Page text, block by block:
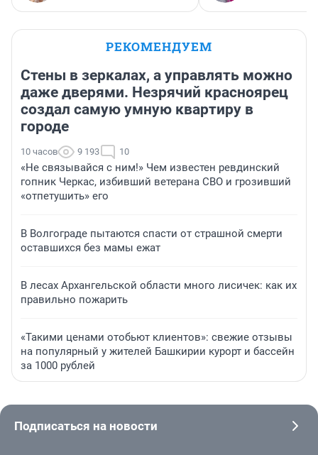
РЕКОМЕНДУЕМ
Стены в зеркалах, а управлять можно
даже дверями. Незрячий красноярец
создал самую умную квартиру в
городе
10 часов 9 193 10
«Не связывайся с ним!» Чем известен ревдинский
гопник Черкас, избивший ветерана СВО и грозивший
«отпетушить» его
В Волгограде пытаются спасти от страшной смерти
оставшихся без мамы ежат
В лесах Архангельской области много лисичек: как их
правильно пожарить
«Такими ценами отобьют клиентов»: свежие отзывы
на популярный у жителей Башкирии курорт и бассейн
за 1000 рублей
Подписаться на новости